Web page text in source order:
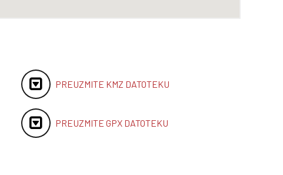
PREUZMITE KMZ DATOTEKU
PREUZMITE GPX DATOTEKU